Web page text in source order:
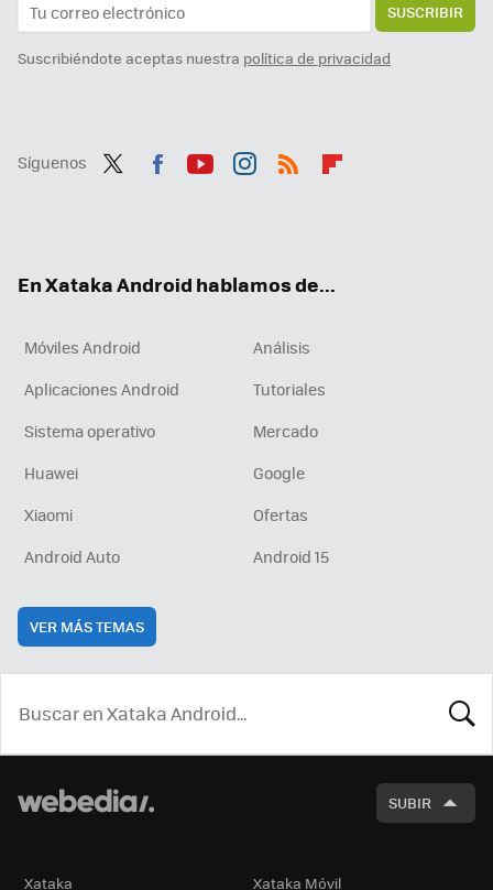
SUSCRIBIR
Suscribiéndote aceptas nuestra política de privacidad
Síguenos
En Xataka Android hablamos de...
Móviles Android
Análisis
Aplicaciones Android
Tutoriales
Sistema operativo
Mercado
Huawei
Google
Xiaomi
Ofertas
Android Auto
Android 15
VER MÁS TEMAS
SUBIR
Xataka Xataka Móvil